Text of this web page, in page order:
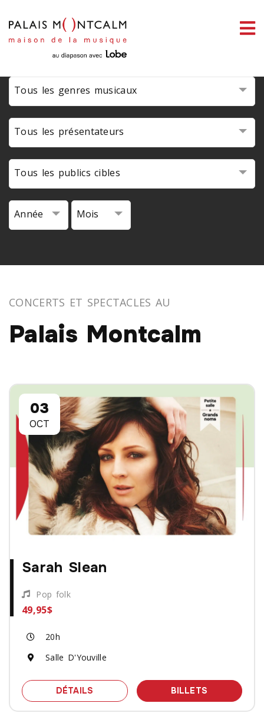
Tous les genres musicaux
Tous les présentateurs
Tous les publics cibles
Année Mois
CONCERTS ET SPECTACLES AU
Palais Montcalm
03
OCT
Sarah Slean
Pop folk
49,95$
20h
Salle D'Youville
DÉTAILS SPECTACLE SARAH SLEAN
BILLETS DES